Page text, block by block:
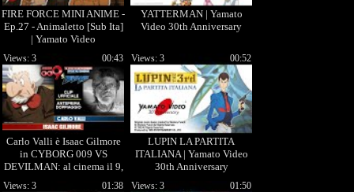
FIRE FORCE MINI ANIME -
Ep.27 - Animaletto [Sub Ita]
| Yamato Video
YATTERMAN | Yamato
Video 30th Anniversary
Carlo Valli è Isaac Gilmore
in CYBORG 009 VS
DEVILMAN: al cinema il 9,
10 e 11 settembre
00:43
Views: 3
LUPIN LA PARTITA
ITALIANA | Yamato Video
30th Anniversary
00:52
Views: 3
01:38
Views: 3 01:50
Views: 3